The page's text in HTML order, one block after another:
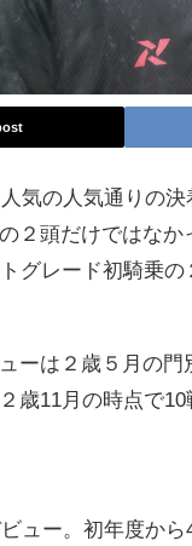
気の人気通りの
２頭だけではなか
グレード初騎乗
ーは２歳５月の門
歳11月の時点で
ュー。初年度か